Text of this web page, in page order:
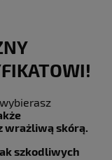
wrażliwą skórą.
szkodliwych